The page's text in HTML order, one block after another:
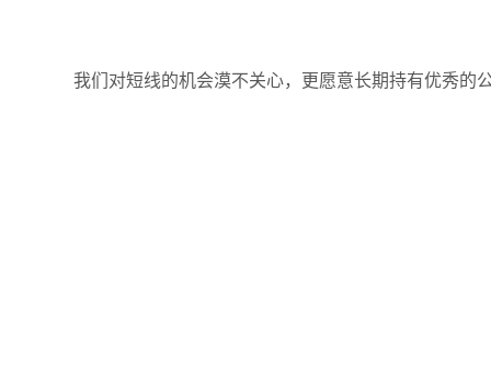
我们对短线的机会漠不关心，更愿意长期持有优秀的